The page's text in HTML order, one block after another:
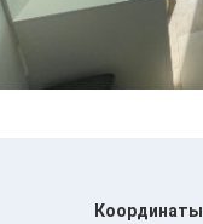
Координаты